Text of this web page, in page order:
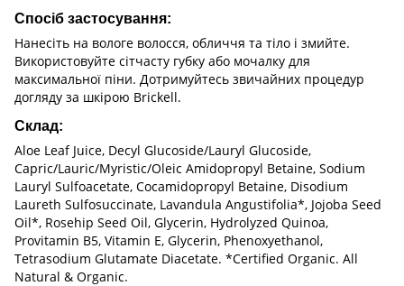
Спосіб застосування:
Нанесіть на вологе волосся, обличчя та тіло і змийте.
Використовуйте сітчасту губку або мочалку для
максимальної піни. Дотримуйтесь звичайних процедур
догляду за шкірою Brickell.
Склад:
Aloe Leaf Juice, Decyl Glucoside/Lauryl Glucoside,
Capric/Lauric/Myristic/Oleic Amidopropyl Betaine, Sodium
Lauryl Sulfoacetate, Cocamidopropyl Betaine, Disodium
Laureth Sulfosuccinate, Lavandula Angustifolia*, Jojoba Seed
Oil*, Rosehip Seed Oil, Glycerin, Hydrolyzed Quinoa,
Provitamin B5, Vitamin E, Glycerin, Phenoxyethanol,
Tetrasodium Glutamate Diacetate. *Certified Organic. All
Natural & Organic.